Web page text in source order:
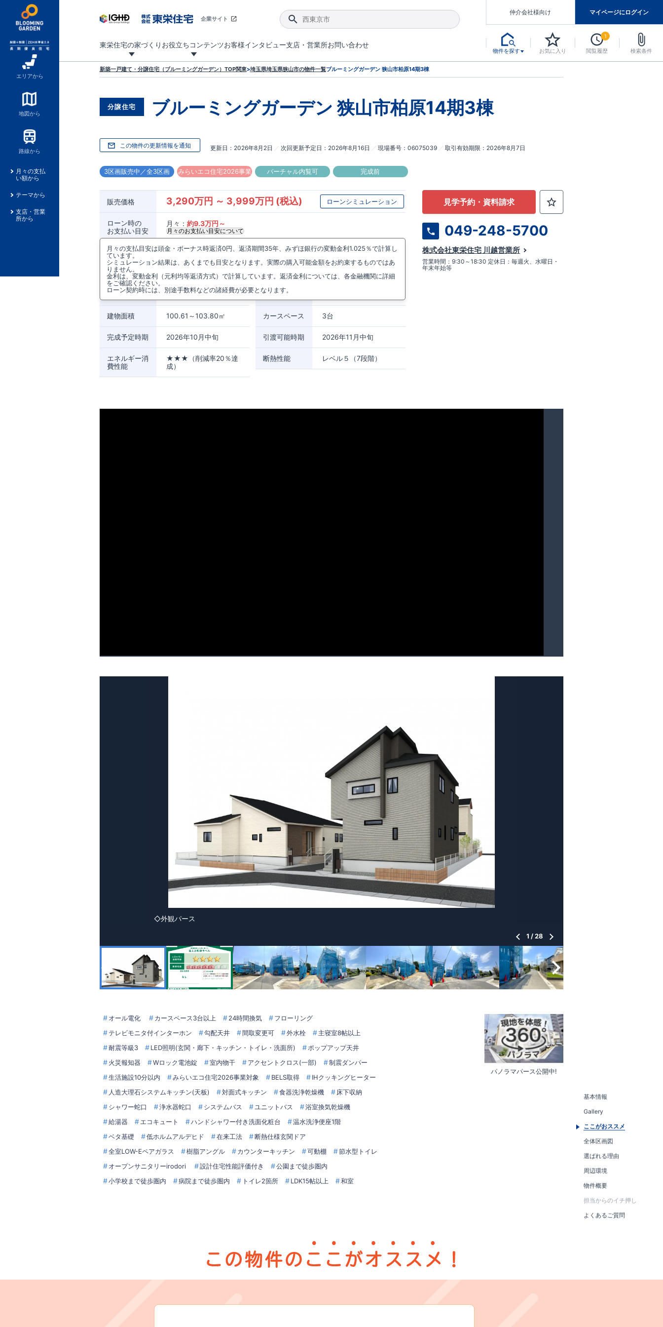
エリアから
地図から
路線から
月々の支払
い額から
テーマから
支店・営業
所から
企業サイト
東栄住宅の家づくり お役立ちコンテンツお客様インタビュー支店・営業所お問い合わせ
仲介会社様向け マイページにログイン
物件を探す お気に入り 閲覧履歴
1
検索条件
新築一戸建て・分譲住宅（ブルーミングガーデン）TOP関東>埼玉県埼玉県狭山市の物件一覧ブルーミングガーデン 狭山市柏原14期3棟
分譲住宅 ブルーミングガーデン 狭山市柏原14期3棟
この物件の更新情報を通知 更新日 2026年8月2日 次回更新予定日 2026年8月16日 現場番号 06075039 取引有効期限 2026年8月7日
3区画販売中／全3区画 みらいエコ住宅2026事業 バーチャル内覧可 完成前
販売価格 3,290万円 ～ 3,999万円 (税込) ローンシミュレーション
ローン時の
お支払い目安
月々： 約9.3万円～
月々のお支払い目安について
月々の支払目安は頭金・ボーナス時返済0円、返済期間35年、みずほ銀行の変動金利1.025％で計算し
ています。
シミュレーション結果は、あくまでも目安となります。実際の購入可能金額をお約束するものではあ
りません。
金利は、変動金利（元利均等返済方式）で計算しています。返済金利については、各金融機関に詳細
をご確認ください。
ローン契約時には、別途手数料などの諸経費が必要となります。
所在地 埼玉県狭山市柏原字上宿1692番1(地番) 周辺マップを見る
アクセス 西武鉄道新宿線狭山市駅までバス9分 上宿バス停まで徒歩6分
土地面積 153.11～273.61㎡
建物面積 100.61～103.80㎡
間取り
カースペース 3台
完成予定時期 2026年10月中旬 引渡可能時期 2026年11月中旬
エネルギー消
費性能
★★★（削減率20％達
成）
断熱性能 レベル５（7段階）
見学予約・資料請求
049-248-5700
株式会社東栄住宅 川越営業所
営業時間：9:30～18:30 定休日：毎週火、水曜日・
年末年始等
◇外観パース
1 /28
オール電化 カースペース3台以上 24時間換気
フローリング
テレビモニタ付インターホン
勾配天井 間取変更可 外水栓
主寝室8帖以上
耐震等級3
LED照明(玄関・廊下・キッチン・トイレ・洗面所)
ポップアップ天井
火災報知器
Wロック電池錠 室内物干 アクセントクロス(一部)
制震ダンパー
生活施設10分以内
みらいエコ住宅2026事業対象 BELS取得
IHクッキングヒーター
人造大理石システムキッチン(天板)
対面式キッチン 食器洗浄乾燥機
床下収納
シャワー蛇口
浄水器蛇口 システムバス ユニットバス
浴室換気乾燥機
給湯器
エコキュート ハンドシャワー付き洗面化粧台
温水洗浄便座1階
ベタ基礎
低ホルムアルデヒド 在来工法
断熱仕様玄関ドア
全室LOW-Eペアガラス
樹脂アングル カウンターキッチン 可動棚
節水型トイレ
オープンサニタリーirodori
設計住宅性能評価付き
公園まで徒歩圏内
小学校まで徒歩圏内
病院まで徒歩圏内 トイレ2箇所 LDK15帖以上 和室
パノラマパース公開中!
基本情報
Gallery
ここがおススメ
全体区画図
選ばれる理由
周辺環境
物件概要
担当からのイチ押し
よくあるご質問